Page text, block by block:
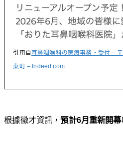
引用自耳鼻咽喉科の医療事務・受付 –
東町 – Indeed.com
根據徵才資訊，預計6月重新開幕